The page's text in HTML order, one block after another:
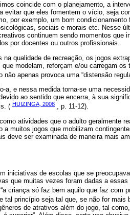
coincide com o planejamento, a
evitar que eles fomentem o vício, seja
por exemplo, um bom
sociais e morais etc. Nesse
continuem sendo momentos que
por docentes ou outros profissionais.
na qualidade de recreação, os jogos
modelam, reforçam e/ou carregam
não apenas provoca uma “distensão
a, e nessa medida torna-se uma
ao sentido que encerra, à sua
( HUIZINGA, 2008 , p. 11-12).
atividades que o adulto geralmente
a muitos jogos que mobilizam
deve ser examinada de maneira mais
iniciativas de escolas que se
que muitas vezes foram dadas a
criança só faz bem aquilo que faz com
tal princípio seja tal que, se não for mais
de atrativos além do jogo, tal